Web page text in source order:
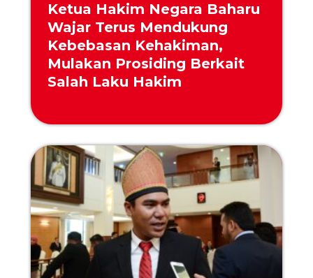
Ketua Hakim Negara Baharu
Wajar Terus Mendukung
Kebebasan Kehakiman,
Mulakan Prosiding Berkait
Salah Laku Hakim